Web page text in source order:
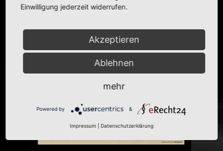
Einwilligung jederzeit widerrufen.
Akzeptieren
Ablehnen
mehr
Powered by &
Impressum Datenschutzerklärung